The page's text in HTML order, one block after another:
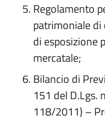
Regolamento
patrimoniale di
di esposizione
mercatale;
Bilancio di
151 del D.Lgs.
118/2011) –